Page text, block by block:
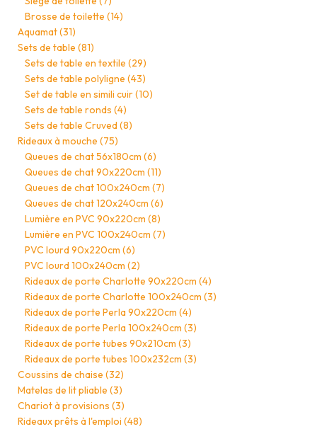
Brosse de toilette (14)
Aquamat(31)
Sets de table (81)
Sets de table en textile (29)
Sets de table polyligne (43)
Set de table en simili cuir(10)
Sets de table ronds (4)
Sets de table Cruved(8)
Rideaux à mouche (75)
Queues de chat 56x180cm (6)
Queues de chat 90x220cm (11)
Queues de chat 100x240cm (7)
Queues de chat 120x240cm (6)
Lumière en PVC 90x220cm (8)
Lumière en PVC 100x240cm (7)
PVC lourd 90x220cm (6)
PVC lourd 100x240cm (2)
Rideaux de porte Charlotte 90x220cm (4)
Rideaux de porte Charlotte 100x240cm (3)
Rideaux de porte Perla 90x220cm (4)
Rideaux de porte Perla 100x240cm (3)
Rideaux de porte tubes 90x210cm (3)
Rideaux de porte tubes 100x232cm (3)
Coussins de chaise (32)
Matelas de lit pliable (3)
Chariot à provisions (3)
Rideaux prêts à l'emploi (48)